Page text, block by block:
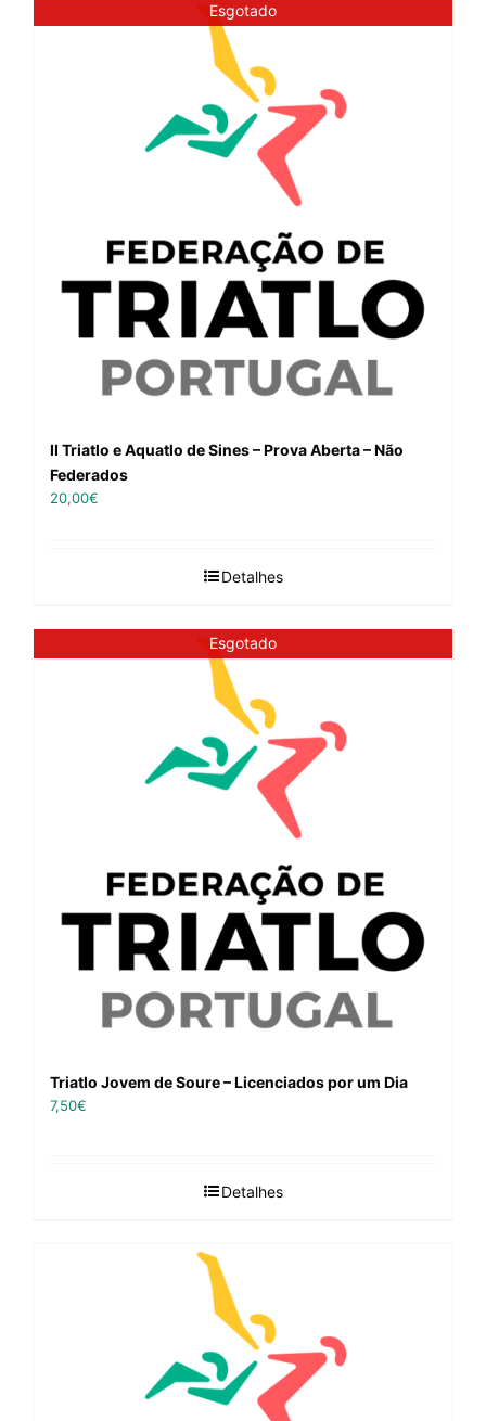
Esgotado
II Triatlo e Aquatlo de Sines – Prova Aberta – Não
Federados
20,00€
Detalhes
Esgotado
Triatlo Jovem de Soure – Licenciados por um Dia
7,50€
Detalhes